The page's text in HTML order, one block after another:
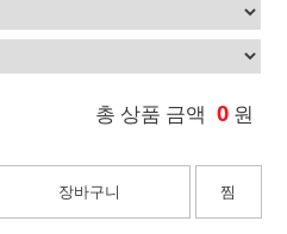
총 상품 금액 0 원
장바구니 찜